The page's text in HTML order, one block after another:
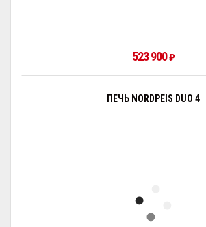
523 900₽
ПЕЧЬ NORDPEIS DUO 4